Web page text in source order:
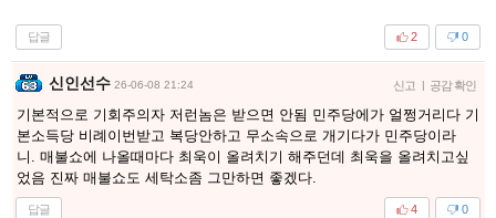
답글 0
2
신인선수 26-06-08 21:24 신고 | 공감 확인
기본적으로 기회주의자 저런놈은 받으면 안됨 민주당에가 얼쩡거리다 기
본소득당 비례이번받고 복당안하고 무소속으로 개기다가 민주당이라
니. 매불쇼에 나올때마다 최욱이 올려치기 해주던데 최욱을 올려치고싶
었음 진짜 매불쇼도 세탁소좀 그만하면 좋겠다.
답글 0
4